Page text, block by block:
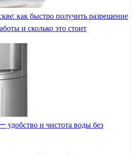
как быстро получить разрешение
и сколько это стоит
и чистота воды без